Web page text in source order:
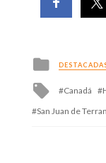
Posted
in
Tagged
Canadá
San Juan de